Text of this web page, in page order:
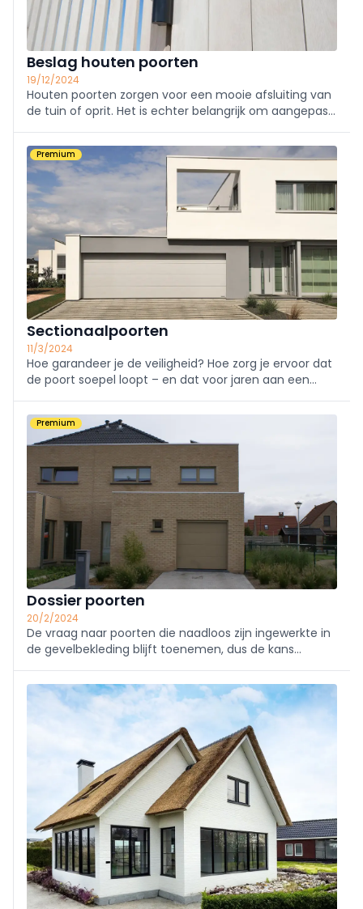
Beslag houten poorten
19/12/2024
Houten poorten zorgen voor een mooie afsluiting van
de tuin of oprit. Het is echter belangrijk om aangepast,
meeleven met de poort.
Premium
Sectionaalpoorten
11/3/2024
Hoe garandeer je de veiligheid? Hoe zorg je ervoor dat
de poort soepel loopt – en dat voor jaren aan een
blijft?
Premium
Dossier poorten
20/2/2024
De vraag naar poorten die naadloos zijn ingewerkte in
de gevelbekleding blijft toenemen, dus de kans
systeem is echter niet zonder beperkingen. En ook bij
de opbouw en beveiliging moet met zeer veel
verschillende zaken rekening worden gehouden.